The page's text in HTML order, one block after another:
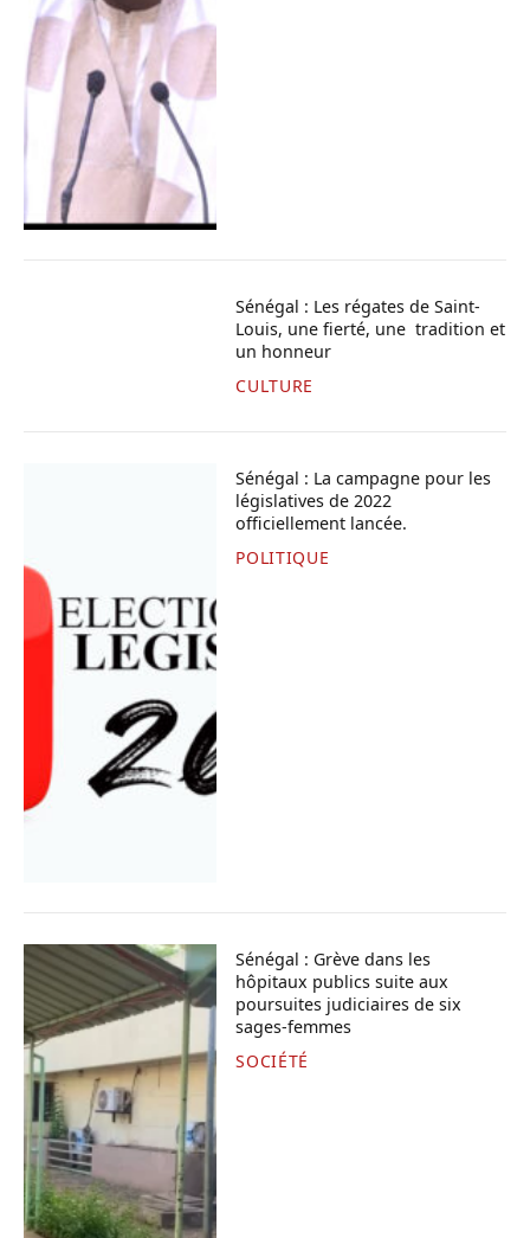
Sénégal : Les régates de Saint-
Louis, une fierté, une tradition et
un honneur
CULTURE
Sénégal : La campagne pour les
législatives de 2022
officiellement lancée.
POLITIQUE
Sénégal : Grève dans les
hôpitaux publics suite aux
poursuites judiciaires de six
sages-femmes
SOCIÉTÉ